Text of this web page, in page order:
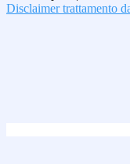
Disclaimer trattamento